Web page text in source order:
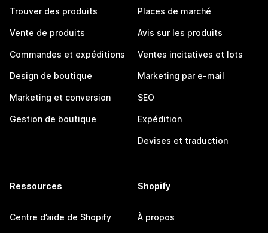
Trouver des produits
Vente de produits
Commandes et expéditions
Design de boutique
Marketing et conversion
Gestion de boutique
Places de marché
Avis sur les produits
Ventes incitatives et lots
Marketing par e-mail
SEO
Expédition
Devises et traduction
Ressources
Centre d’aide de Shopify
Shopify
À propos